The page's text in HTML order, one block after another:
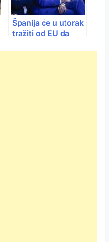
Španija će u utorak
tražiti od EU da